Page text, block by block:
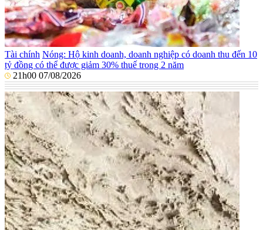
Tài chính Nóng: Hộ kinh doanh, doanh nghiệp có doanh thu đến 10
tỷ đồng có thể được giảm 30% thuế trong 2 năm
21h00 07/08/2026